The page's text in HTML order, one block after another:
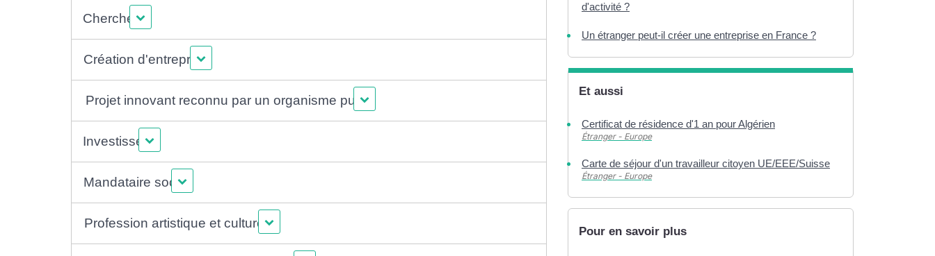
Chercheur
Création d'entreprise
Projet innovant reconnu par un organisme public
Investisseur
Mandataire social
Profession artistique et culturelle
d'activité ?
Un étranger peut-il créer une entreprise en France ?
Et aussi
Certificat de résidence d'1 an pour Algérien
Étranger - Europe
Carte de séjour d'un travailleur citoyen UE/EEE/Suisse
Étranger - Europe
Pour en savoir plus